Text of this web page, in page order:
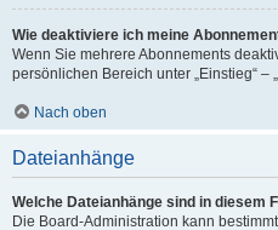
Wie deaktiviere ich meine
Wenn Sie mehrere Abonnements
persönlichen Bereich unter „Einstieg“ –
Nach oben
Dateianhänge
Welche Dateianhänge sind in diesem
Die Board-Administration kann